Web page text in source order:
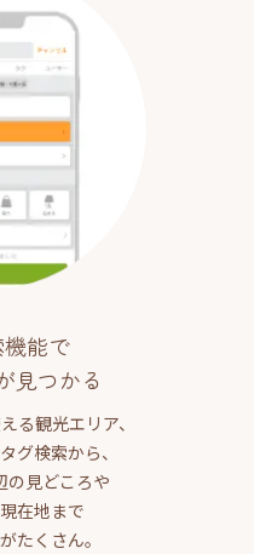
能で
見つかる
る観光エリア、
グ検索から、
の見どころや
在地まで
たくさん。